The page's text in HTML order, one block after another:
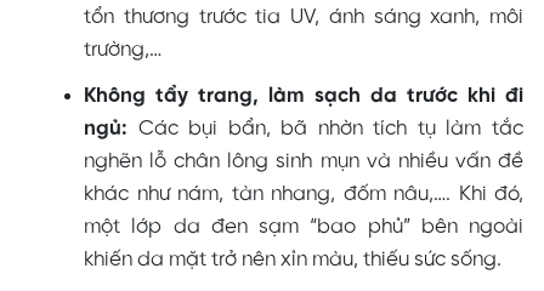
tổn thương trước tia UV, ánh sáng xanh, môi
trường,…
Không tẩy trang, làm sạch da trước khi đi
ngủ: Các bụi bẩn, bã nhờn tích tụ làm tắc
nghẽn lỗ chân lông sinh mụn và nhiều vấn đề
khác như nám, tàn nhang, đốm nâu,…. Khi đó,
một lớp da đen sạm “bao phủ” bên ngoài
khiến da mặt trở nên xỉn màu, thiếu sức sống.